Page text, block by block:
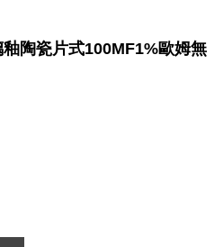
陶瓷片式100MF1%歐姆無